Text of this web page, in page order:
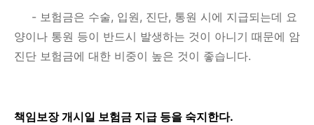
- 보험금은 수술, 입원, 진단, 통원 시에 지급되는데 요
양이나 통원 등이 반드시 발생하는 것이 아니기 때문에 암
진단 보험금에 대한 비중이 높은 것이 좋습니다.
책임보장 개시일 보험금 지급 등을 숙지한다.